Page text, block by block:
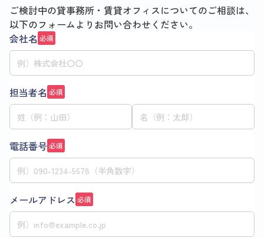
ご検討中の貸事務所・賃貸オフィスについてのご相談は、
以下のフォームよりお問い合わせください。
会社名 必須
担当者名 必須
電話番号必須
メールアドレス 必須